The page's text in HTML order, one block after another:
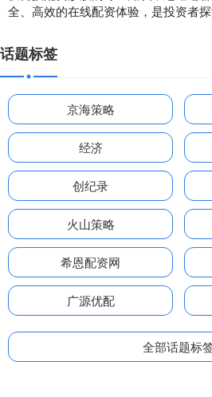
全、高效的在线配资体验，是投资者探
话题标签
京海策略
经济
创纪录
火山策略
希恩配资网
广源优配
全部话题标